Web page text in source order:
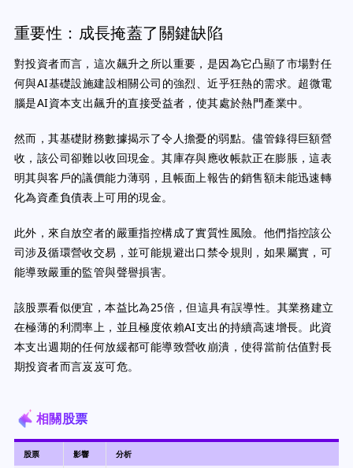
重要性：成長掩蓋了關鍵缺陷
對投資者而言，這次飆升之所以重要，是因為它凸顯了市場對任
何與AI基礎設施建設相關公司的強烈、近乎狂熱的需求。超微電
腦是AI資本支出飆升的直接受益者，使其處於熱門產業中。
然而，其基礎財務數據揭示了令人擔憂的弱點。儘管錄得巨額營
收，該公司卻難以收回現金。其庫存與應收帳款正在膨脹，這表
明其與客戶的議價能力薄弱，且帳面上報告的銷售額未能迅速轉
化為資產負債表上可用的現金。
此外，來自放空者的嚴重指控構成了實質性風險。他們指控該公
司涉及循環營收交易，並可能規避出口禁令規則，如果屬實，可
能導致嚴重的監管與聲譽損害。
該股票看似便宜，本益比為25倍，但這具有誤導性。其業務建立
在極薄的利潤率上，並且極度依賴AI支出的持續高速增長。此資
本支出週期的任何放緩都可能導致營收崩潰，使得當前估值對長
期投資者而言岌岌可危。
相關股票
股票 影響 分析